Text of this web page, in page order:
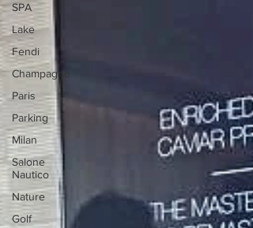
SPA
Lake
Fendi
Champagne
Paris
Parking
Milan
Salone
Nautico
Nature
Golf